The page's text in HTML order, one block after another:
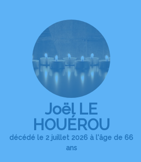
Joël LE
HOUÉROU
décédé le 2 juillet 2026 à l'âge de 66
ans